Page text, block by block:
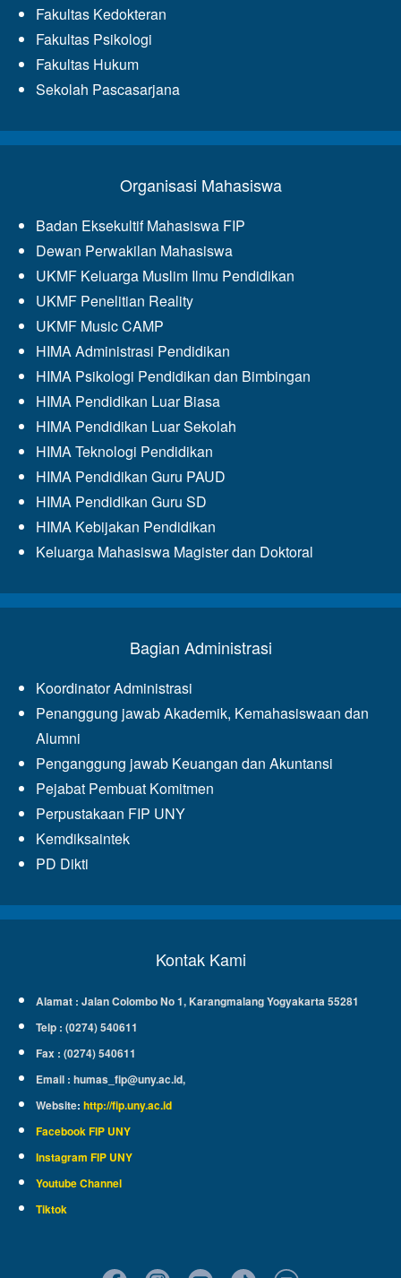
Fakultas Kedokteran
Fakultas Psikologi
Fakultas Hukum
Sekolah Pascasarjana
Organisasi Mahasiswa
Badan Eksekultif Mahasiswa FIP
Dewan Perwakilan Mahasiswa
UKMF Keluarga Muslim Ilmu Pendidikan
UKMF Penelitian Reality
UKMF Music CAMP
HIMA Administrasi Pendidikan
HIMA Psikologi Pendidikan dan Bimbingan
HIMA Pendidikan Luar Biasa
HIMA Pendidikan Luar Sekolah
HIMA Teknologi Pendidikan
HIMA Pendidikan Guru PAUD
HIMA Pendidikan Guru SD
HIMA Kebijakan Pendidikan
Keluarga Mahasiswa Magister dan Doktoral
Bagian Administrasi
Koordinator Administrasi
Penanggung jawab Akademik, Kemahasiswaan dan
Alumni
Penganggung jawab Keuangan dan Akuntansi
Pejabat Pembuat Komitmen
Perpustakaan FIP UNY
Kemdiksaintek
PD Dikti
Kontak Kami
Alamat : Jalan Colombo No 1, Karangmalang Yogyakarta 55281
Telp : (0274) 540611
Fax : (0274) 540611
Email : humas_fip@uny.ac.id,
Website: http://fip.uny.ac.id
Facebook FIP UNY
Instagram FIP UNY
Youtube Channel
Tiktok